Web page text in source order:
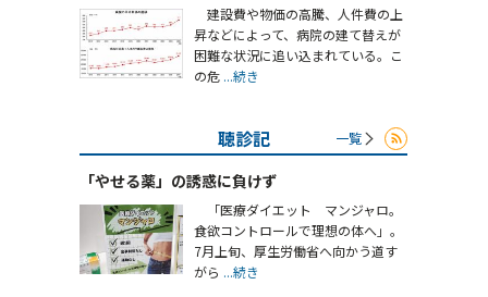
建設費や物価の高騰、人件費の上
昇などによって、病院の建て替えが
困難な状況に追い込まれている。こ
の危 ...続き
聴診記 一覧
「やせる薬」の誘惑に負けず
「医療ダイエット マンジャロ。
食欲コントロールで理想の体へ」。
7月上旬、厚生労働省へ向かう道す
がら ...続き